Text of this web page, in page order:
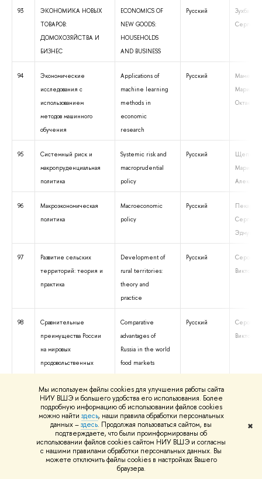
Мы используем файлы cookies для улучшения работы сайта
НИУ ВШЭ и большего удобства его использования. Более
подробную информацию об использовании файлов cookies
можно найти здесь, наши правила обработки персональных
данных –здесь. Продолжая пользоваться сайтом, вы
подтверждаете, что были проинформированы об
использовании файлов cookies сайтом НИУ ВШЭ и согласны
с нашими правилами обработки персональных данных. Вы
можете отключить файлы cookies в настройках Вашего
браузера.
✖
93
ЭКОНОМИКА НОВЫХ
ТОВАРОВ:
ДОМОХОЗЯЙСТВА И
БИЗНЕС
ECONOMICS OF
NEW GOODS:
HOUSEHOLDS
AND BUSINESS
Русский
Зухба
94
Экономические
исследования с
использованием
методов машинного
обучения
Applications of
machine learning
methods in
economic
research
Русский
Мамедли
Мариам
Октаевна
95
Системный риск и
макропруденциальная
политика
Systemic risk and
macroprudential
policy
Русский
Мария
96
Макроэкономическая
политика
Macroeconomic
policy
Русский
Сергей
97
Развитие сельских
территорий: теория и
практика
Development of
rural territories:
theory and
practice
Русский
Серова
98
Сравнительные
преимущества России
на мировых
продовольственных
Comparative
advantages of
Russia in the world
food markets
Русский
Серова
Оценка уровня
поддержки сельского
хозяйства в России:
методология и практика
Evaluation of the
level of support to
agriculture in
Russia:
methodology and
practice
Русский